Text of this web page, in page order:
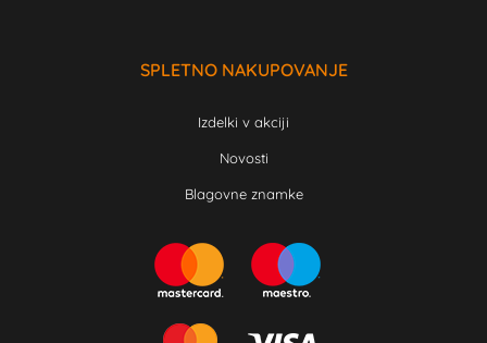
SPLETNO NAKUPOVANJE
Izdelki v akciji
Novosti
Blagovne znamke